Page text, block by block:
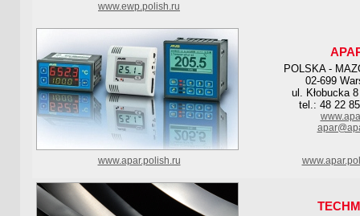
www.ewp.polish.ru
POLSKA -
02-699
ul. Kłobucka
tel.: 48 22
www.apar.polish.ru